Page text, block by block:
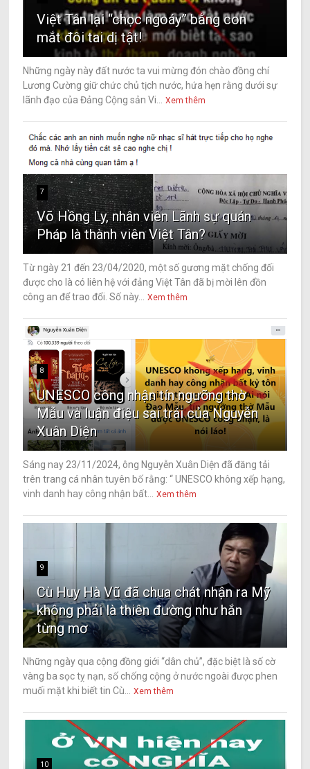
Việt Tân lại “chọc ngoáy” bằng con
mắt đôi tai dị tật!
Những ngày này đất nước ta vui mừng đón chào đồng chí
Lương Cường giữ chức chủ tịch nước, hứa hẹn rằng dưới sự
lãnh đạo của Đảng Cộng sản Vi...
Xem thêm
7
Võ Hồng Ly, nhân viên Lãnh sự quán
Pháp là thành viên Việt Tân?
Từ ngày 21 đến 23/04/2020, một số gương mặt chống đối
được cho là có liên hệ với đảng Việt Tân đã bị mời lên đồn
công an để trao đổi. Số này...
Xem thêm
8
UNESCO công nhận tín ngưỡng thờ
Mẫu và luận điệu sai trái của Nguyễn
Xuân Diện
Sáng nay 23/11/2024, ông Nguyễn Xuân Diện đã đăng tải
trên trang cá nhân tuyên bố rằng: “ UNESCO không xếp hạng,
vinh danh hay công nhận bất...
Xem thêm
9
Cù Huy Hà Vũ đã chua chát nhận ra Mỹ
không phải là thiên đường như hắn
từng mơ
Những ngày qua cộng đồng giới “dân chủ”, đặc biệt là số cờ
vàng ba sọc tỵ nạn, số chống cộng ở nước ngoài được phen
muối mặt khi biết tin Cù...
Xem thêm
10